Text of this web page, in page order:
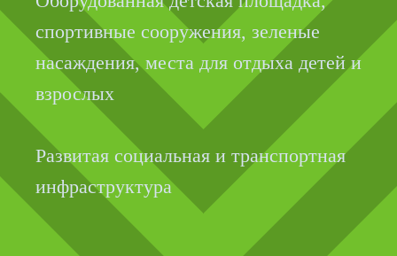
ул. Юлиуса Фучика, д.3
ул. Михеева, д.2
ул. Южногорская, д.11
ул. Кузнецова, д.21